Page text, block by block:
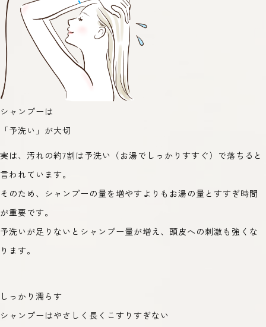
シャンプーは
「予洗い」が大切
実は、汚れの約7割は予洗い（お湯でしっかりすすぐ）で落ちると
言われています。
そのため、シャンプーの量を増やすよりもお湯の量とすすぎ時間
が重要です。
予洗いが足りないとシャンプー量が増え、頭皮への刺激も強くな
ります。
しっかり濡らす
シャンプーはやさしく長くこすりすぎない